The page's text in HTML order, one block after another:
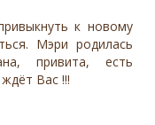
к новому
Мэри родилась
привита, есть
Вас !!!